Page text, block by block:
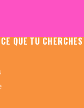
QUE TU CHERCHES